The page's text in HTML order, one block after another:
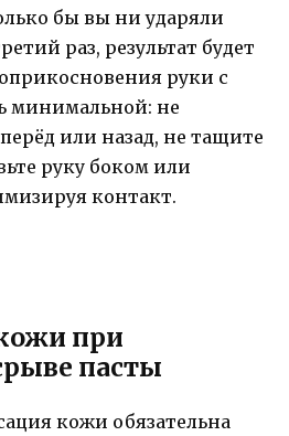
бы вы ни ударяли
раз, результат будет
руки с
минимальной: не
или назад, не тащите
руку боком или
контакт.
при
пасты
кожи обязательна